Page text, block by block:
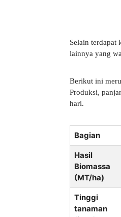
Selain
lainnya yang
Berikut ini
Produksi,
hari.
Bagian
Hasil
Biomassa
(MT/ha)
Tinggi
tanaman